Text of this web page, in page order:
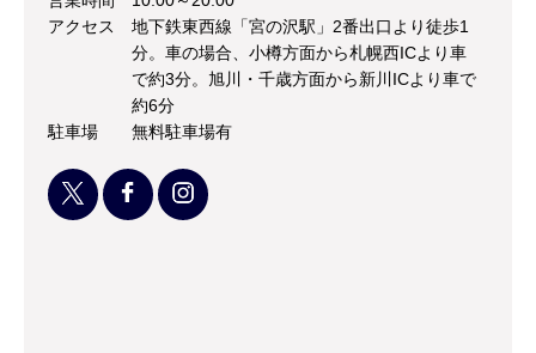
アクセス
地下鉄東西線「宮の沢駅」2番出口より徒歩1
分。車の場合、小樽方面から札幌西ICより車
で約3分。旭川・千歳方面から新川ICより車で
約6分
駐車場
無料駐車場有